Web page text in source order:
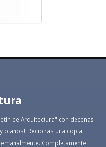
de Arquitectura" con decenas
planos!. Recibirás una copia
Completamente